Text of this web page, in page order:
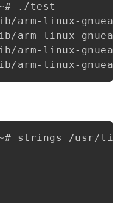
./test
linux-
linux-
linux-
strings /usr/
Copy